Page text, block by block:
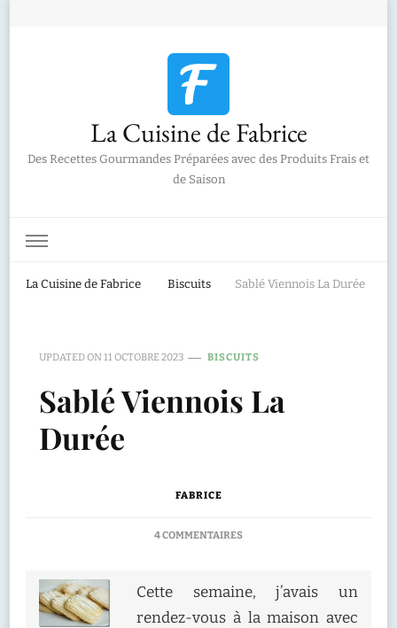
La Cuisine de Fabrice
Des Recettes Gourmandes Préparées avec des Produits Frais et
de Saison
La Cuisine de Fabrice Biscuits Sablé Viennois La Durée
UPDATED ON11 OCTOBRE 2023 BISCUITS
Sablé Viennois La
Durée
FABRICE
4 COMMENTAIRESSUR
DURÉE
Cette semaine, j’avais un
rendez-vous à la maison avec